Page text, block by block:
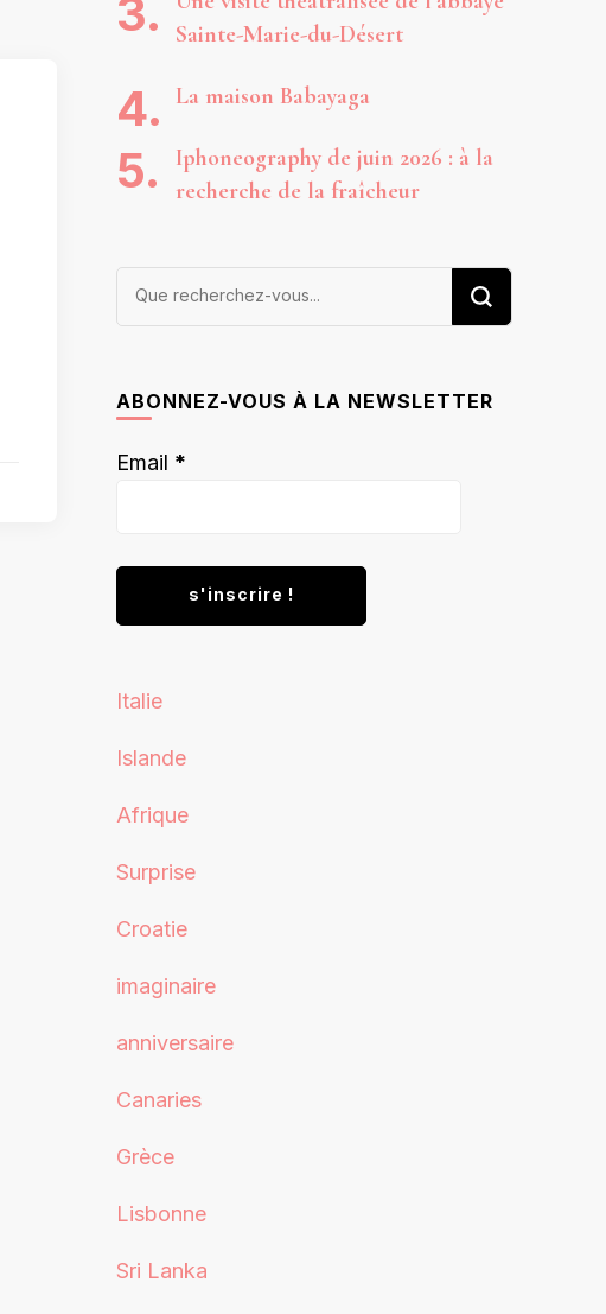
Sainte-Marie-du-Désert
La maison Babayaga
Iphoneography de juin 2026 : à la
recherche de la fraîcheur
Vous
ABONNEZ-VOUS À LA NEWSLETTER
Email *
Italie
Islande
Afrique
Surprise
Croatie
imaginaire
anniversaire
Canaries
Grèce
Lisbonne
Sri Lanka